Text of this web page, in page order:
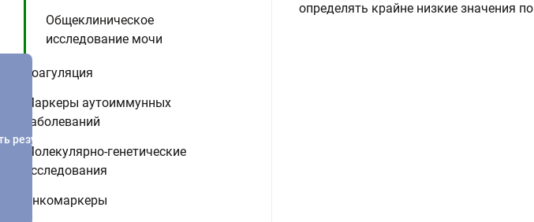
Общеклиническое
исследование мочи
Коагуляция
Маркеры аутоиммунных
заболеваний
Молекулярно-генетические
исследования
Онкомаркеры
определять крайне низкие значения
результатов